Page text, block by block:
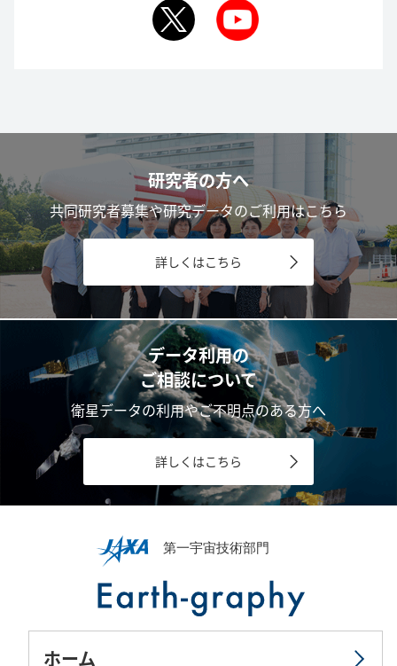
研究者の方へ
共同研究者募集や研究データのご利用はこちら
詳しくはこちら
データ利用の
ご相談について
衛星データの利用やご不明点のある方へ
詳しくはこちら
ホーム